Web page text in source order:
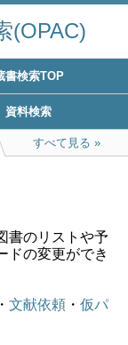
(OPAC)
書検索TOP
資料検索
すべて見る
書のリストや予
ドの変更ができ
・ 文献依頼 ・ 仮パ